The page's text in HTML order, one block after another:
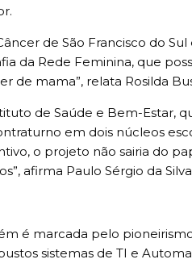
de São Francisco do
da Rede Feminina, que
de mama”, relata Rosilda
de Saúde e Bem-Estar,
em dois núcleos
o projeto não sairia do
afirma Paulo Sérgio da
é marcada pelo
sistemas de TI e